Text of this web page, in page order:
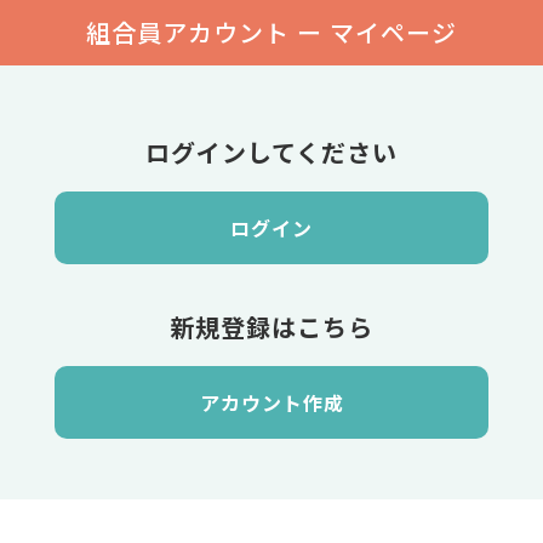
組合員アカウント ー マイページ
ログインしてください
ログイン
新規登録はこちら
アカウント作成